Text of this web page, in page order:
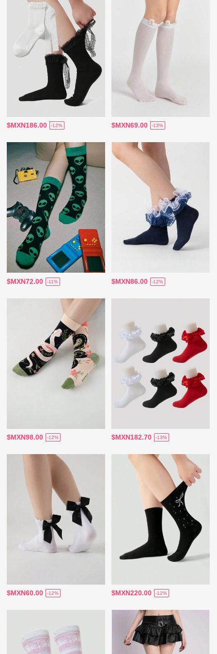
$MXN186.00 -12% $MXN69.00 -13%
$MXN72.00 -11% $MXN86.00 -12%
$MXN98.00 -12% $MXN182.70 -13%
$MXN60.00 -12% $MXN220.00 -12%